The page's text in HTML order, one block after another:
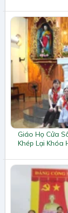
Giáo Họ Cửa
Khép Lại Khóa